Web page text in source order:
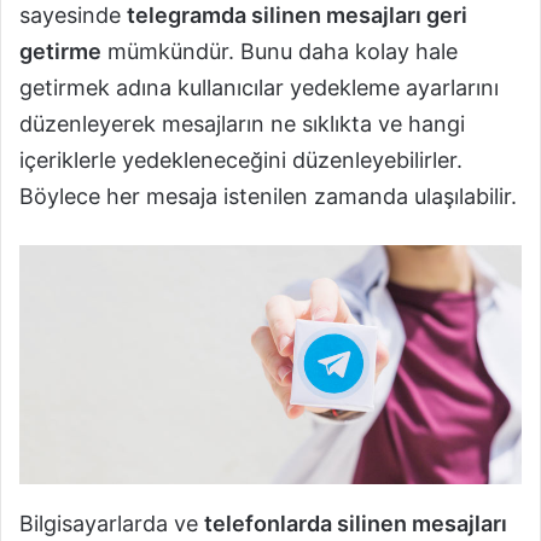
sayesinde telegramda silinen mesajları geri
getirme mümkündür. Bunu daha kolay hale
getirmek adına kullanıcılar yedekleme ayarlarını
düzenleyerek mesajların ne sıklıkta ve hangi
içeriklerle yedekleneceğini düzenleyebilirler.
Böylece her mesaja istenilen zamanda ulaşılabilir.
Bilgisayarlarda ve telefonlarda silinen mesajları